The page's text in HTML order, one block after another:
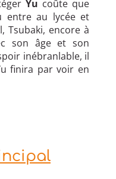
Yu coûte que
entre au lycée et
Tsubaki, encore à
son âge et son
inébranlable, il
finira par voir en